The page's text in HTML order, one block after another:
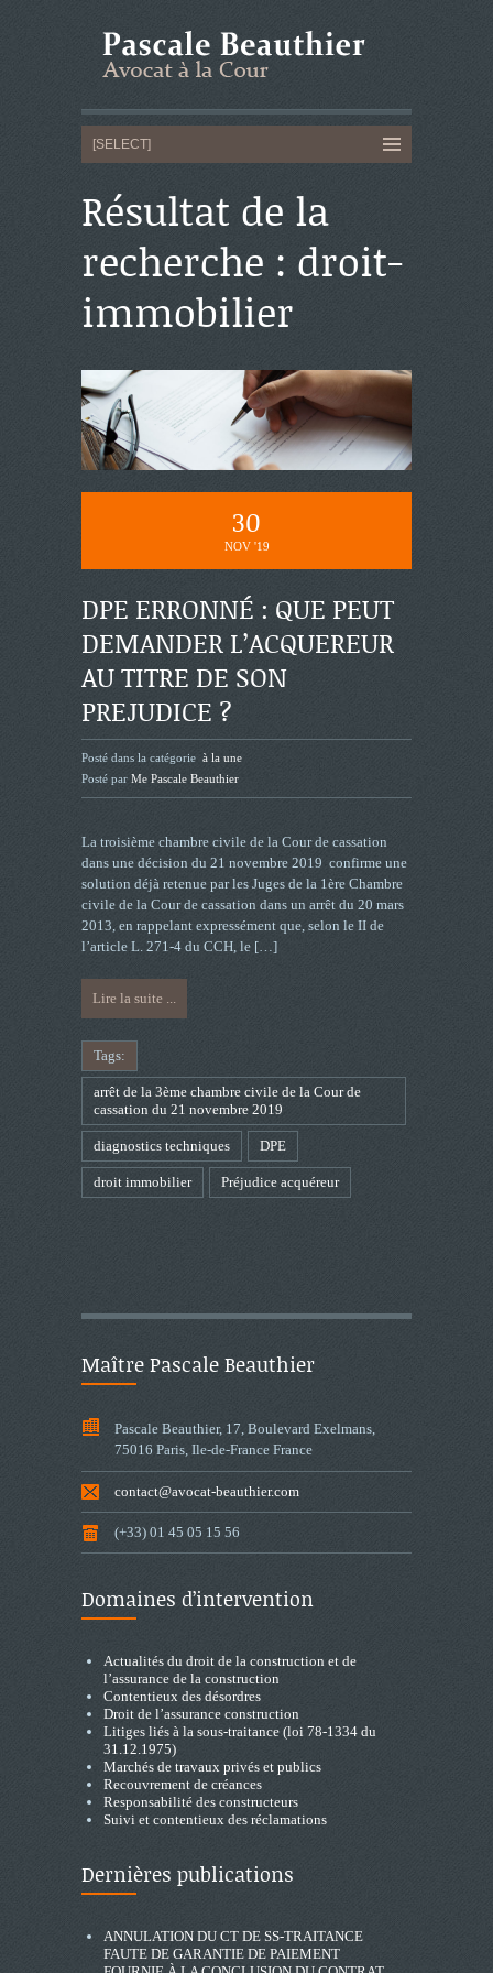
Résultat de la
recherche : droit-
immobilier
30
NOV '19
DPE ERRONNÉ : QUE PEUT
DEMANDER L’ACQUEREUR
AU TITRE DE SON
PREJUDICE ?
Posté dans la catégorie à la une
Posté par Me Pascale Beauthier
La troisième chambre civile de la Cour de cassation
dans une décision du 21 novembre 2019 confirme une
solution déjà retenue par les Juges de la 1ère Chambre
civile de la Cour de cassation dans un arrêt du 20 mars
2013, en rappelant expressément que, selon le II de
l’article L. 271-4 du CCH, le […]
Lire la suite ...
Tags:
arrêt de la 3ème chambre civile de la Cour de
cassation du 21 novembre 2019
diagnostics techniques DPE
droit immobilier Préjudice acquéreur
Maître Pascale Beauthier
Pascale Beauthier, 17, Boulevard Exelmans,
75016 Paris, Ile-de-France France
contact@avocat-beauthier.com
(+33) 01 45 05 15 56
Domaines d’intervention
Actualités du droit de la construction et de
l’assurance de la construction
Contentieux des désordres
Droit de l’assurance construction
Litiges liés à la sous-traitance (loi 78-1334 du
31.12.1975)
Marchés de travaux privés et publics
Recouvrement de créances
Responsabilité des constructeurs
Suivi et contentieux des réclamations
Dernières publications
ANNULATION DU CT DE SS-TRAITANCE
FAUTE DE GARANTIE DE PAIEMENT